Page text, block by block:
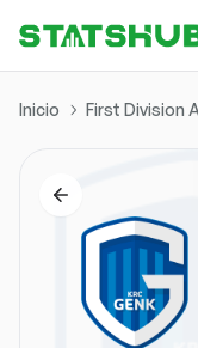
Inicio First Division A